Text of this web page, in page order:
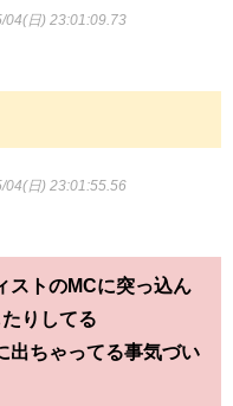
04(日) 23:01:09.73
04(日) 23:01:55.56
ストのMCに突っ込ん
りしてる
出ちゃってる事気づい